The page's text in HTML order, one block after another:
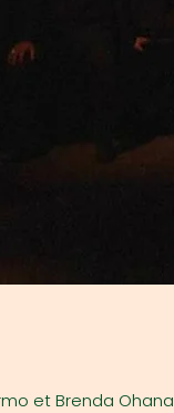
et Brenda Ohana